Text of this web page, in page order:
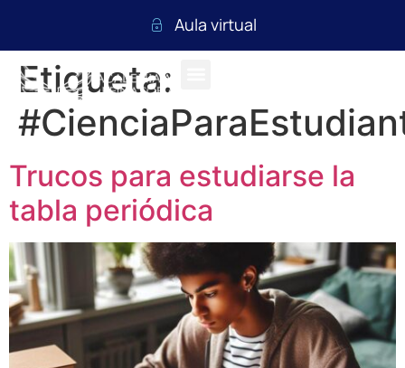
Aula virtual
Etiqueta:
Trucos para estudiarse la
tabla periódica